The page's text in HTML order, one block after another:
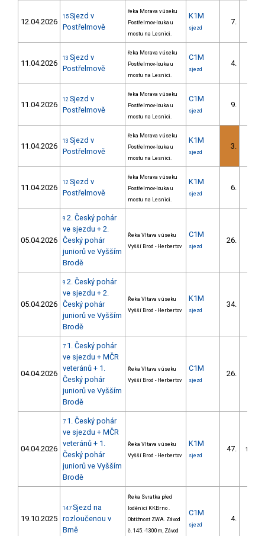
12.04.2026
15 Sjezd v
Postřelmově
řeka Morava v úseku
Postřelmov-louka u
mostu na Lesnici.
K1M
sjezd
7.
11.04.2026
13 Sjezd v
Postřelmově
řeka Morava v úseku
Postřelmov-louka u
mostu na Lesnici.
C1M
sjezd
4.
11.04.2026
12 Sjezd v
Postřelmově
řeka Morava v úseku
Postřelmov-louka u
mostu na Lesnici.
C1M
sjezd
9.
11.04.2026
13 Sjezd v
Postřelmově
řeka Morava v úseku
Postřelmov-louka u
mostu na Lesnici.
K1M
sjezd
3.
11.04.2026
12 Sjezd v
Postřelmově
řeka Morava v úseku
Postřelmov-louka u
mostu na Lesnici.
K1M
sjezd
6.
05.04.2026
9 2. Český pohár
ve sjezdu + 2.
Český pohár
juniorů ve Vyšším
Brodě
Řeka Vltava v úseku
Vyšší Brod - Herbertov
C1M
sjezd
26.
05.04.2026
9 2. Český pohár
ve sjezdu + 2.
Český pohár
juniorů ve Vyšším
Brodě
Řeka Vltava v úseku
Vyšší Brod - Herbertov
K1M
sjezd
34.
04.04.2026
7 1. Český pohár
ve sjezdu + MČR
veteránů + 1.
Český pohár
juniorů ve Vyšším
Brodě
Řeka Vltava v úseku
Vyšší Brod - Herbertov
C1M
sjezd
26.
04.04.2026
7 1. Český pohár
ve sjezdu + MČR
veteránů + 1.
Český pohár
juniorů ve Vyšším
Brodě
Řeka Vltava v úseku
Vyšší Brod - Herbertov
K1M
sjezd
47. 12/DM
19.10.2025
147 Sjezd na
rozloučenou v
Brně
Řeka Svratka před
loděnicí KKBrno .
Obtížnost ZWA. Závod
č. 145. -1300m, Závod
C1M
sjezd
4.